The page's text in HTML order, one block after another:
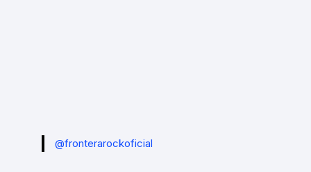
@fronterarockoficial